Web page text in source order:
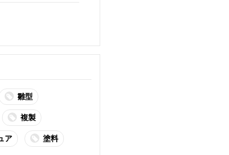
雛型
複製
ア 塗料